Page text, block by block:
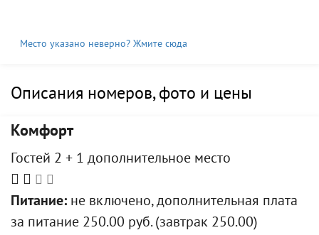
Место указано неверно? Жмите сюда
Описания номеров, фото и цены
Комфорт
Гостей 2 + 1 дополнительное место
Питание: не включено, дополнительная плата
за питание 250.00 руб. (завтрак 250.00)